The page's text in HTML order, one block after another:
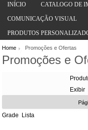
INÍCIO CATALOGO DE
COMUNICAÇÃO VISUAL
PRODUTOS
Home Promoções e Ofertas
Promoções e
Exibir
Grade Lista